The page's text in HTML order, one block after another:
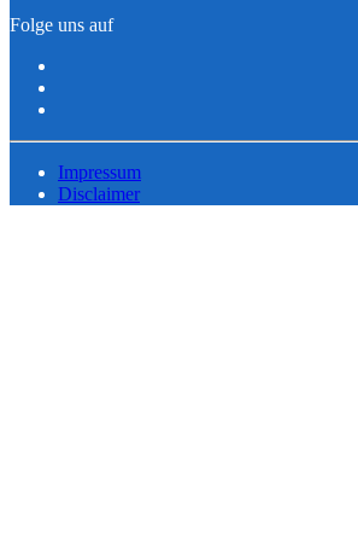
Folge uns auf
Impressum
Disclaimer